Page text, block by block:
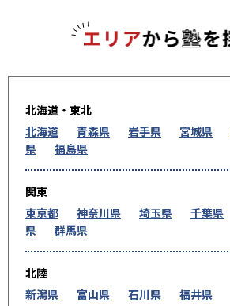
北海道・東北
北海道
青森県 岩手県 宮城県
県
福島県
関東
東京都
神奈川県 埼玉県 千葉県
県
群馬県
北陸
新潟県
富山県 石川県 福井県